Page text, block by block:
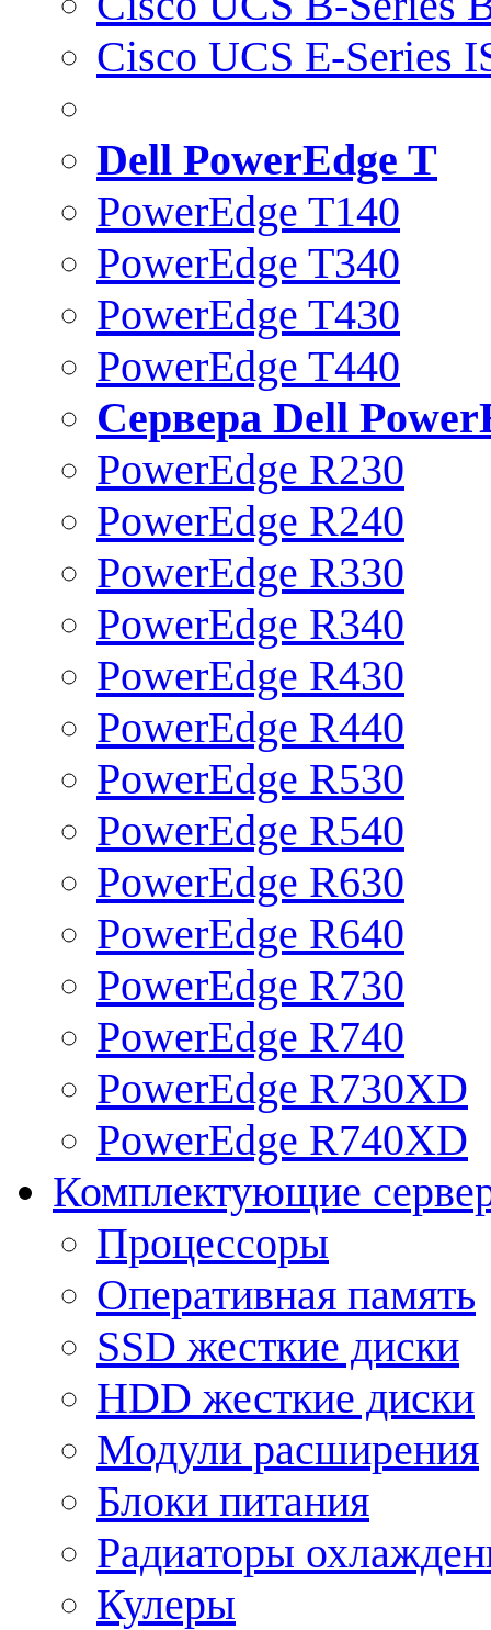
Cisco UCS E-Series
Dell PowerEdge T
PowerEdge T140
PowerEdge T340
PowerEdge T430
PowerEdge T440
Сервера Dell
PowerEdge R230
PowerEdge R240
PowerEdge R330
PowerEdge R340
PowerEdge R430
PowerEdge R440
PowerEdge R530
PowerEdge R540
PowerEdge R630
PowerEdge R640
PowerEdge R730
PowerEdge R740
PowerEdge R730XD
PowerEdge R740XD
Комплектующие
Процессоры
Оперативная память
SSD жесткие диски
HDD жесткие диски
Модули расширения
Блоки питания
Радиаторы
Кулеры